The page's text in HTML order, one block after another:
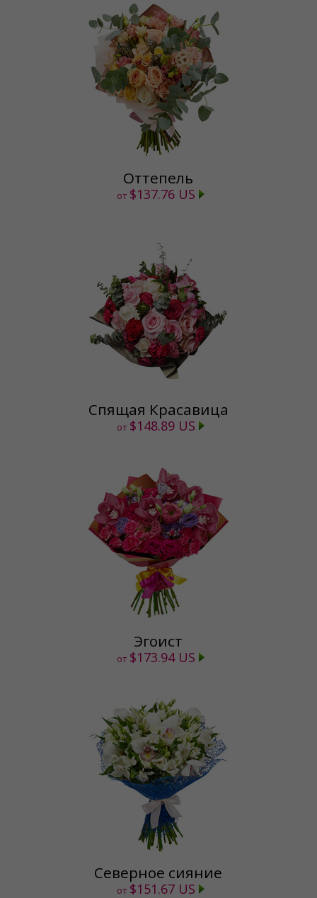
Оттепель
от $137.76 US
Спящая Красавица
от $148.89 US
Эгоист
от $173.94 US
Северное сияние
от $151.67 US